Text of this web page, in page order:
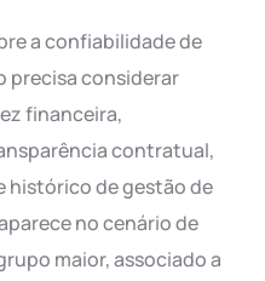
a confiabilidade de
precisa considerar
financeira,
contratual,
histórico de gestão de
no cenário de
maior, associado a